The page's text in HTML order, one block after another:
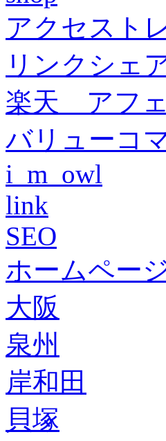
アクセスト
リンクシェ
楽天 アフ
バリューコ
i_m_owl
link
SEO
ホームペー
大阪
泉州
岸和田
貝塚